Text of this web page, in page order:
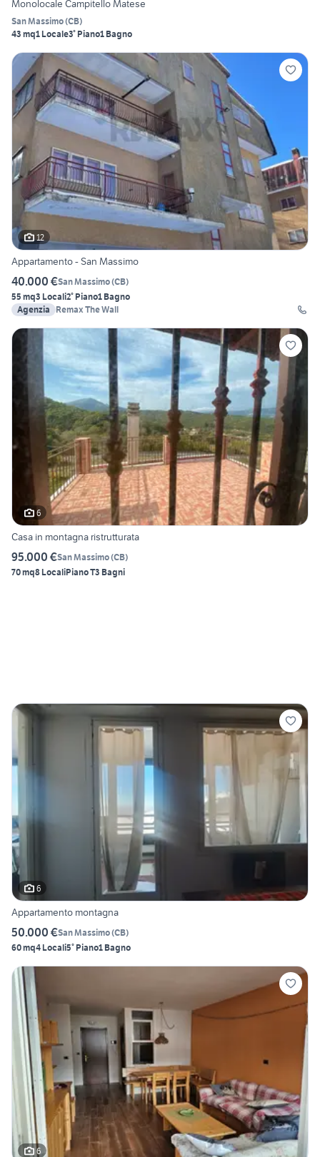
Monolocale Campitello Matese
San Massimo(CB)
43 mq1 Locale3° Piano1 Bagno
12
Appartamento - San Massimo
40.000 €San Massimo(CB)
55 mq3 Locali2° Piano1 Bagno
Agenzia
Remax The Wall
6
Casa in montagna ristrutturata
95.000 €San Massimo(CB)
70 mq8 LocaliPiano T3 Bagni
6
Appartamento montagna
50.000 €San Massimo(CB)
60 mq4 Locali5° Piano1 Bagno
6